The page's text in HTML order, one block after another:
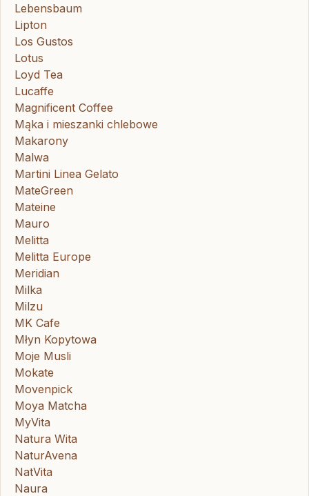
Lebensbaum
Lipton
Los Gustos
Lotus
Loyd Tea
Lucaffe
Magnificent Coffee
Mąka i mieszanki chlebowe
Makarony
Malwa
Martini Linea Gelato
MateGreen
Mateine
Mauro
Melitta
Melitta Europe
Meridian
Milka
Milzu
MK Cafe
Młyn Kopytowa
Moje Musli
Mokate
Movenpick
Moya Matcha
MyVita
Natura Wita
NaturAvena
NatVita
Naura